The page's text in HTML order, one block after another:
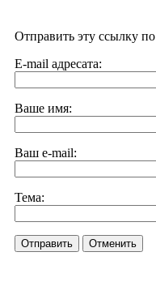
Отправить эту ссылку
E-mail адресата:
Ваше имя:
Ваш e-mail:
Тема:
Отправить Отменить